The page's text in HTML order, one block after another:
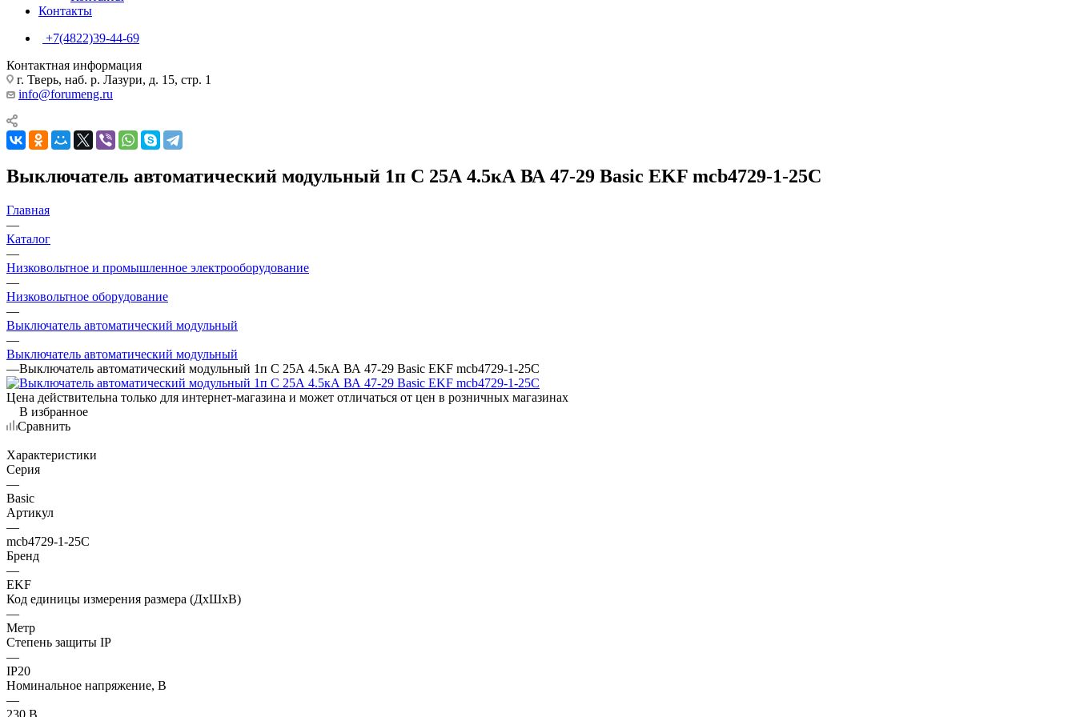
Контакты
+7(4822)39-44-69
Контактная информация
г. Тверь, наб. р. Лазури, д. 15, стр. 1
info@forumeng.ru
Выключатель автоматический модульный 1п C 25А 4.5кА ВА 47-29 Basic EKF mcb4729-1-25C
Главная
—
Каталог
—
Низковольтное и промышленное электрооборудование
—
Низковольтное оборудование
—
Выключатель автоматический модульный
—
Выключатель автоматический модульный
—Выключатель автоматический модульный 1п C 25А 4.5кА ВА 47-29 Basic EKF mcb4729-1-25C
Цена действительна только для интернет-магазина и может отличаться от цен в розничных магазинах
В избранное
Сравнить
Характеристики
Серия
—
Basic
Артикул
—
mcb4729-1-25C
Бренд
—
EKF
Код единицы измерения размера (ДхШхВ)
—
Метр
Степень защиты IP
—
IP20
Номинальное напряжение, В
—
230 В